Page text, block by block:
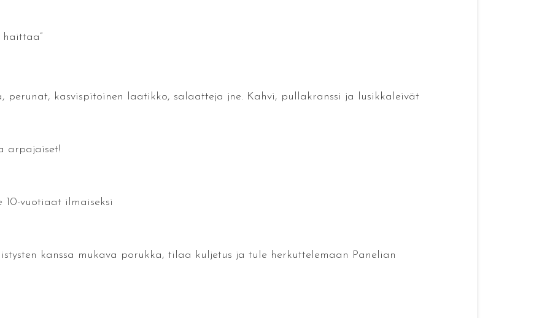
kasvispitoinen laatikko, salaatteja jne. Kahvi, pullakranssi ja lusikkaleivät
arpajaiset!
vuotiaat ilmaiseksi
kanssa mukava porukka, tilaa kuljetus ja tule herkuttelemaan Panelian